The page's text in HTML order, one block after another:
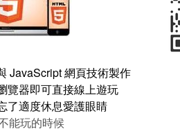
JavaScript 網頁技術製作
覽器即可直接線上遊玩
了適度休息愛護眼睛
能玩的時候